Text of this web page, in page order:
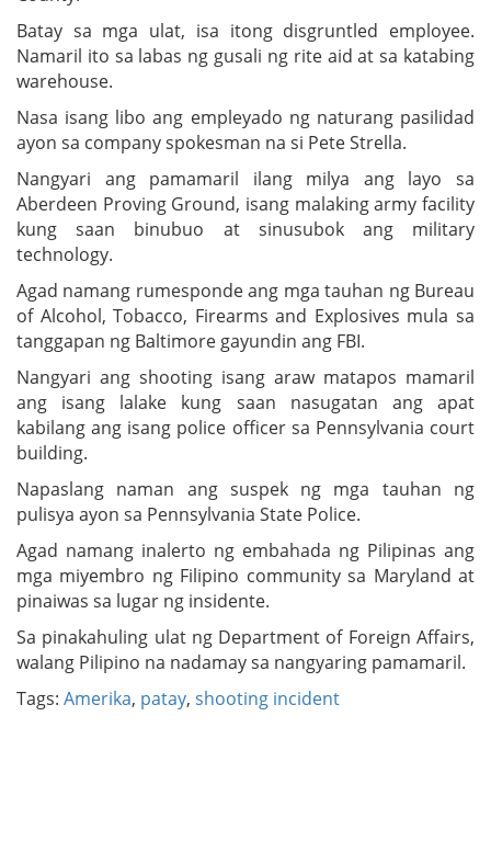
Batay sa mga ulat, isa itong disgruntled employee.
Namaril ito sa labas ng gusali ng rite aid at sa katabing
warehouse.
Nasa isang libo ang empleyado ng naturang pasilidad
ayon sa company spokesman na si Pete Strella.
Nangyari ang pamamaril ilang milya ang layo sa
Aberdeen Proving Ground, isang malaking army facility
kung saan binubuo at sinusubok ang military
technology.
Agad namang rumesponde ang mga tauhan ng Bureau
of Alcohol, Tobacco, Firearms and Explosives mula sa
tanggapan ng Baltimore gayundin ang FBI.
Nangyari ang shooting isang araw matapos mamaril
ang isang lalake kung saan nasugatan ang apat
kabilang ang isang police officer sa Pennsylvania court
building.
Napaslang naman ang suspek ng mga tauhan ng
pulisya ayon sa Pennsylvania State Police.
Agad namang inalerto ng embahada ng Pilipinas ang
mga miyembro ng Filipino community sa Maryland at
pinaiwas sa lugar ng insidente.
Sa pinakahuling ulat ng Department of Foreign Affairs,
walang Pilipino na nadamay sa nangyaring pamamaril.
Tags: Amerika, patay, shooting incident